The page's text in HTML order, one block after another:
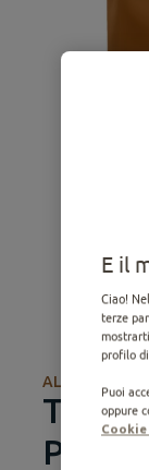
ALIMENTO
Taglia
Pollo
E il
Ciao!
terze
profilo
Puoi
oppure